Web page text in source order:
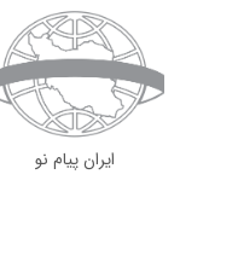
ايران پيام نو